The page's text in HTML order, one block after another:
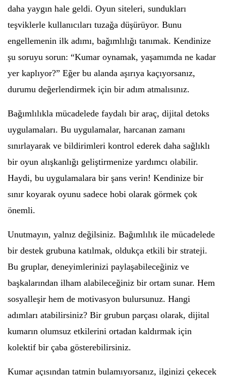
daha yaygın hale geldi. Oyun siteleri, sundukları
teşviklerle kullanıcıları tuzağa düşürüyor. Bunu
engellemenin ilk adımı, bağımlılığı tanımak. Kendinize
şu soruyu sorun: “Kumar oynamak, yaşamımda ne kadar
yer kaplıyor?” Eğer bu alanda aşırıya kaçıyorsanız,
durumu değerlendirmek için bir adım atmalısınız.
Bağımlılıkla mücadelede faydalı bir araç, dijital detoks
uygulamaları. Bu uygulamalar, harcanan zamanı
sınırlayarak ve bildirimleri kontrol ederek daha sağlıklı
bir oyun alışkanlığı geliştirmenize yardımcı olabilir.
Haydi, bu uygulamalara bir şans verin! Kendinize bir
sınır koyarak oyunu sadece hobi olarak görmek çok
önemli.
Unutmayın, yalnız değilsiniz. Bağımlılık ile mücadelede
bir destek grubuna katılmak, oldukça etkili bir strateji.
Bu gruplar, deneyimlerinizi paylaşabileceğiniz ve
başkalarından ilham alabileceğiniz bir ortam sunar. Hem
sosyalleşir hem de motivasyon bulursunuz. Hangi
adımları atabilirsiniz? Bir grubun parçası olarak, dijital
kumarın olumsuz etkilerini ortadan kaldırmak için
kolektif bir çaba gösterebilirsiniz.
Kumar açısından tatmin bulamıyorsanız, ilginizi çekecek